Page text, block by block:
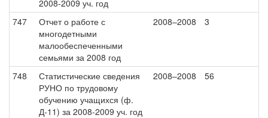
2008-2009 уч. год
747
Отчет о работе с
многодетными
малообеспеченными
семьями за 2008 год
2008–2008 3
748
Статистические сведения
РУНО по трудовому
обучению учащихся (ф.
Д-11) за 2008-2009 уч. год
2008–2008 56